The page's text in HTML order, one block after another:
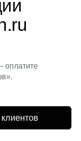
оплатите